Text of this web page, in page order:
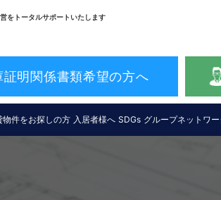
をトータルサポートいたします
証明関係書類希望の方へ
物件をお探しの方 入居者様へ SDGs グループネットワ